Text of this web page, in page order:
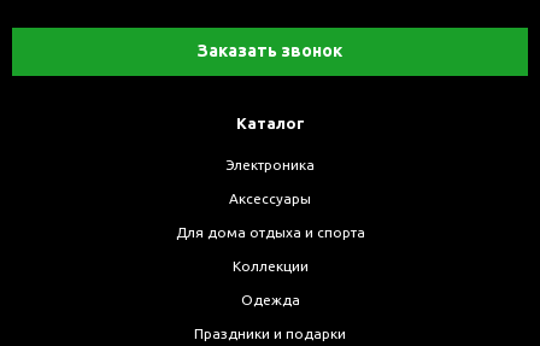
Заказать звонок
Каталог
Электроника
Аксессуары
Для дома отдыха и спорта
Коллекции
Одежда
Праздники и подарки